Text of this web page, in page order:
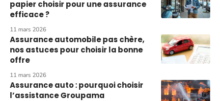
papier choisir pour une assurance
efficace ?
11 mars 2026
Assurance automobile pas chère,
nos astuces pour choisir la bonne
offre
11 mars 2026
Assurance auto : pourquoi choisir
l’assistance Groupama